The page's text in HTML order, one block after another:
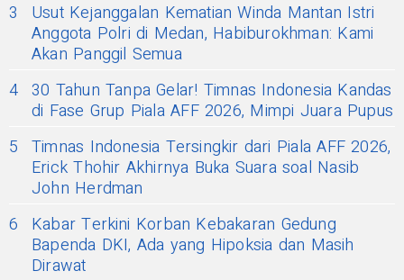
3
Usut Kejanggalan Kematian Winda Mantan Istri
Anggota Polri di Medan, Habiburokhman: Kami
Akan Panggil Semua
4 30 Tahun Tanpa Gelar! Timnas Indonesia Kandas
di Fase Grup Piala AFF 2026, Mimpi Juara Pupus
5 Timnas Indonesia Tersingkir dari Piala AFF 2026,
Erick Thohir Akhirnya Buka Suara soal Nasib
John Herdman
6
Kabar Terkini Korban Kebakaran Gedung
Bapenda DKI, Ada yang Hipoksia dan Masih
Dirawat